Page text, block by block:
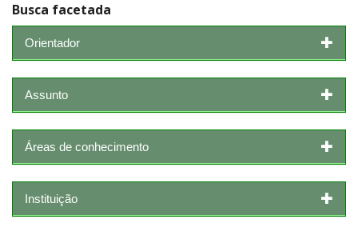
Busca facetada
Orientador
Assunto
Áreas de conhecimento
Instituição